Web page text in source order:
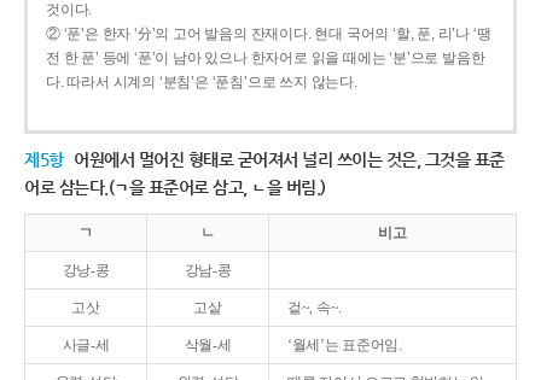
것이다.
② ‘푼’은 한자 ‘分’의 고어 발음의 잔재이다. 현대 국어의 ‘할, 푼, 리’나 ‘땡
전 한 푼’ 등에 ‘푼’이 남아 있으나 한자어로 읽을 때에는 ‘분’으로 발음한
다. 따라서 시계의 ‘분침’은 ‘푼침’으로 쓰지 않는다.
제5항 어원에서 멀어진 형태로 굳어져서 널리 쓰이는 것은, 그것을 표준
어로 삼는다.(ㄱ을 표준어로 삼고, ㄴ을 버림.)
ㄱ ㄴ 비고
강낭-콩 강남-콩
고삿 고샅 겉~, 속~.
사글-세 삭월-세 ‘월세’는 표준어임.